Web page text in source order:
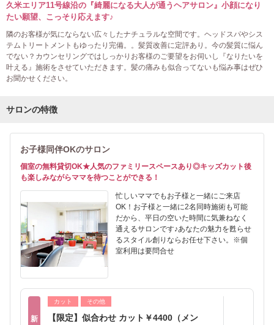
久米エリア11号線沿の『綺麗になる大人が通うヘアサロン』小顔になり
たい願望、こっそり応えます♪
隣のお客様が気にならない広々したナチュラルな空間です。ヘッドスパやシス
テムトリートメントもゆったり完備。。髪質改善に定評あり。今の髪質に悩ん
でない？カウンセリングではしっかりお客様のご要望をお伺いし『なりたいを
叶える』施術をさせていただきます。髪の痛みも似合ってないも悩み事はぜひ
お聞かせください。
サロンの特徴
お子様同伴OKのサロン
個室の無料貸切OK★人気のファミリースペースあり◎キッズカット後
も楽しみながらママを待つことができる！
忙しいママでもお子様と一緒にご来店
OK！お子様と一緒に2名同時施術も可能
だから、平日の空いた時間に気兼ねなく
通えるサロンです♪あなたの魅力を甦らせ
るスタイル創りならお任せ下さい。※個
室利用は要問合せ
新
カット その他
【限定】似合わせ カット￥4400（メン